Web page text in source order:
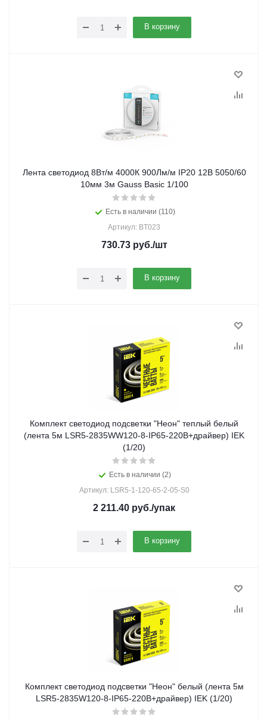
В корзину
Лента светодиод 8Вт/м 4000К 900Лм/м IP20 12В 5050/60
10мм 3м Gauss Basic 1/100
Есть в наличии (110)
Артикул: BT023
730.73руб./шт
В корзину
Комплект светодиод подсветки "Неон" теплый белый
(лента 5м LSR5-2835WW120-8-IP65-220В+драйвер) IEK
(1/20)
Есть в наличии (2)
Артикул: LSR5-1-120-65-2-05-S0
2 211.40 руб./упак
В корзину
Комплект светодиод подсветки "Неон" белый (лента 5м
LSR5-2835W120-8-IP65-220В+драйвер) IEK (1/20)